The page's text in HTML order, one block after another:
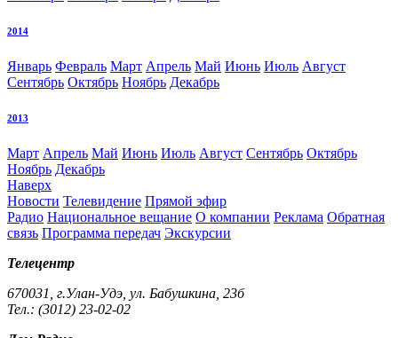
2014
Январь Февраль Март Апрель Май Июнь Июль Август
Сентябрь Октябрь Ноябрь Декабрь
2013
Март Апрель Май Июнь Июль Август Сентябрь Октябрь
Ноябрь Декабрь
Наверх
Новости Телевидение Прямой эфир
Радио Национальное вещание О компании Реклама Обратная
связь Программа передач Экскурсии
Телецентр
670031, г.Улан-Удэ, ул. Бабушкина, 23б
Тел.: (3012) 23-02-02